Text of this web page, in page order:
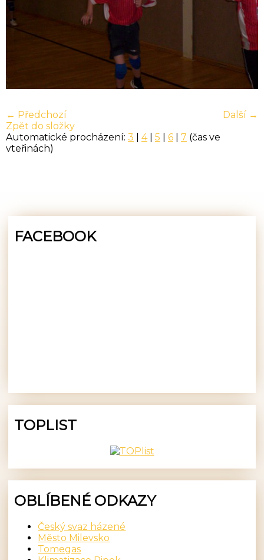
← Předchozí
Další →
Zpět do složky
Automatické procházení: 3 4| 5 6 7 (čas ve
vteřinách)
FACEBOOK
TOPLIST
OBLÍBENÉ ODKAZY
Český svaz házené
Město Milevsko
Tomegas